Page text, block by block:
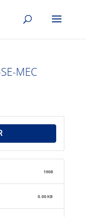
MEC
1908
0.00 KB